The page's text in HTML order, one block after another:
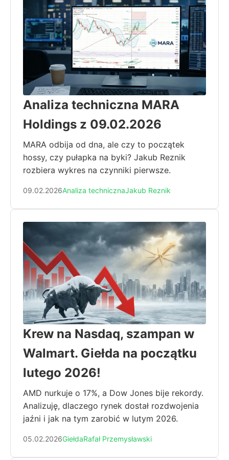
Analiza techniczna MARA
Holdings z 09.02.2026
MARA odbija od dna, ale czy to początek
hossy, czy pułapka na byki? Jakub Reznik
rozbiera wykres na czynniki pierwsze.
09.02.2026Analiza technicznaJakub Reznik
Krew na Nasdaq, szampan w
Walmart. Giełda na początku
lutego 2026!
AMD nurkuje o 17%, a Dow Jones bije rekordy.
Analizuję, dlaczego rynek dostał rozdwojenia
jaźni i jak na tym zarobić w lutym 2026.
05.02.2026GiełdaRafał Przemysławski